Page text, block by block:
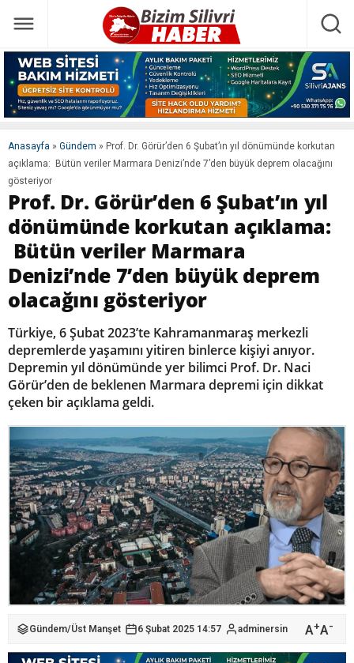
Anasayfa » Gündem » Prof. Dr. Görür’den 6 Şubat’ın yıl dönümünde korkutan
açıklama: Bütün veriler Marmara Denizi’nde 7’den büyük deprem olacağını
gösteriyor
Prof. Dr. Görür’den 6 Şubat’ın yıl
dönümünde korkutan açıklama:
Bütün veriler Marmara
Denizi’nde 7’den büyük deprem
olacağını gösteriyor
Türkiye, 6 Şubat 2023’te Kahramanmaraş merkezli
depremlerde yaşamını yitiren binlerce kişiyi anıyor.
Depremin yıl dönümünde yer bilimci Prof. Dr. Naci
Görür’den de beklenen Marmara depremi için dikkat
çeken bir açıklama geldi.
Gündem/Üst Manşet 6 Şubat 2025 14:57 adminersin A+A-